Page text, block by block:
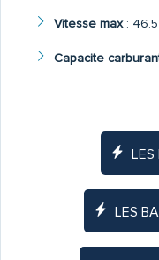
Vitesse max:
Capacite
LES